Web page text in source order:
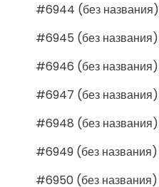
#6944 (без названия)
#6945 (без названия)
#6946 (без названия)
#6947 (без названия)
#6948 (без названия)
#6949 (без названия)
#6950 (без названия)